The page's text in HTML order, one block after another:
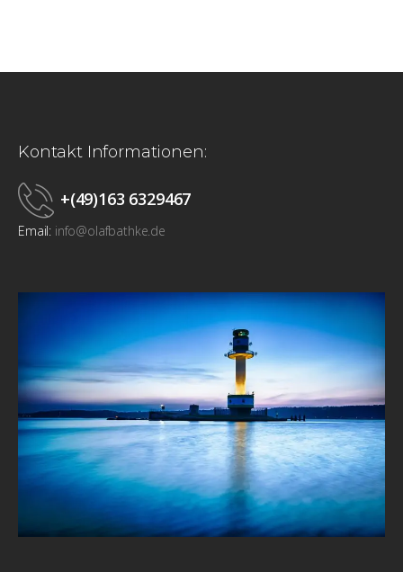
Kontakt Informationen:
+(49)163 6329467
Email: info@olafbathke.de